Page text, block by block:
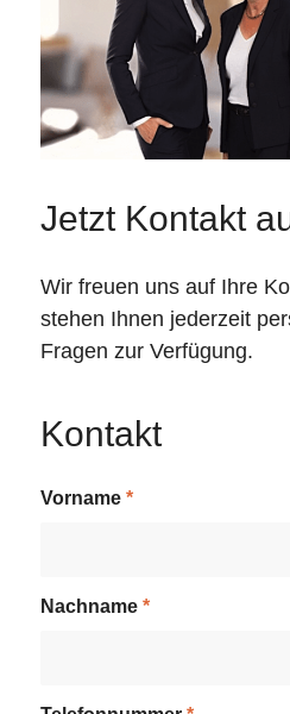
Jetzt Kontakt
Wir freuen uns auf Ihre
stehen Ihnen jederzeit
Fragen zur Verfügung.
Kontakt
Vorname *
Nachname *